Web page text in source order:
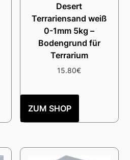
Desert
Terrariensand weiß
0-1mm 5kg –
Bodengrund für
Terrarium
15.80€
ZUM SHOP